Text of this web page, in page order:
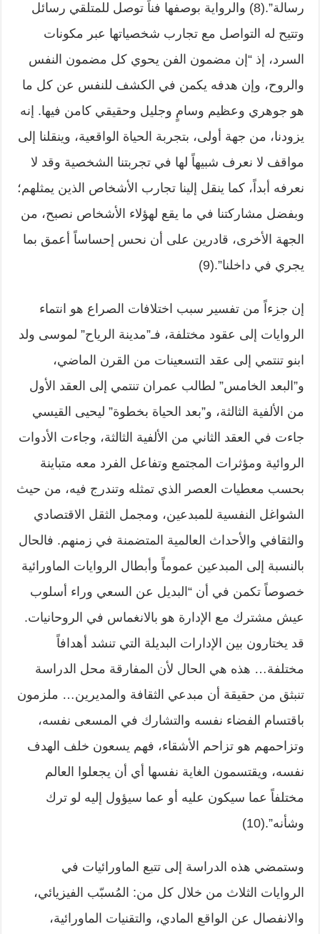
رسالة”.(8) والرواية بوصفها فناً توصل للمتلقي رسائل
وتتيح له التواصل مع تجارب شخصياتها عبر مكونات
السرد، إذ “إن مضمون الفن يحوي كل مضمون النفس
والروح، وإن هدفه يكمن في الكشف للنفس عن كل ما
هو جوهري وعظيم وسامٍ وجليل وحقيقي كامن فيها. إنه
يزودنا، من جهة أولى، بتجربة الحياة الواقعية، وينقلنا إلى
مواقف لا نعرف شبيهاً لها في تجربتنا الشخصية وقد لا
نعرفه أبداً، كما ينقل إلينا تجارب الأشخاص الذين يمثلهم؛
وبفضل مشاركتنا في ما يقع لهؤلاء الأشخاص نصبح، من
الجهة الأخرى، قادرين على أن نحس إحساساً أعمق بما
يجري في داخلنا”.(9)
إن جزءاً من تفسير سبب اختلافات الصراع هو انتماء
الروايات إلى عقود مختلفة، فـ”مدينة الرياح” لموسى ولد
ابنو تنتمي إلى عقد التسعينات من القرن الماضي،
و”البعد الخامس” لطالب عمران تنتمي إلى العقد الأول
من الألفية الثالثة، و”بعد الحياة بخطوة” ليحيى القيسي
جاءت في العقد الثاني من الألفية الثالثة، وجاءت الأدوات
الروائية ومؤثرات المجتمع وتفاعل الفرد معه متباينة
بحسب معطيات العصر الذي تمثله وتندرج فيه، من حيث
الشواغل النفسية للمبدعين، ومجمل الثقل الاقتصادي
والثقافي والأحداث العالمية المتضمنة في زمنهم. فالحال
بالنسبة إلى المبدعين عموماً وأبطال الروايات الماورائية
خصوصاً تكمن في أن “البديل عن السعي وراء أسلوب
عيش مشترك مع الإدارة هو بالانغماس في الروحانيات.
قد يختارون بين الإدارات البديلة التي تنشد أهدافاً
مختلفة… هذه هي الحال لأن المفارقة محل الدراسة
تنبثق من حقيقة أن مبدعي الثقافة والمديرين… ملزمون
باقتسام الفضاء نفسه والتشارك في المسعى نفسه،
وتزاحمهم هو تزاحم الأشقاء، فهم يسعون خلف الهدف
نفسه، ويقتسمون الغاية نفسها أي أن يجعلوا العالم
مختلفاً عما سيكون عليه أو عما سيؤول إليه لو ترك
وشأنه”.(10)
وستمضي هذه الدراسة إلى تتبع الماورائيات في
الروايات الثلاث من خلال كل من: المُسبّب الفيزيائي،
والانفصال عن الواقع المادي، والتقنيات الماورائية،